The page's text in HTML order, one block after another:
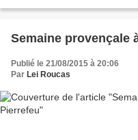
Semaine provençale
Publié le 21/08/2015 à 20:06
Par Lei Roucas